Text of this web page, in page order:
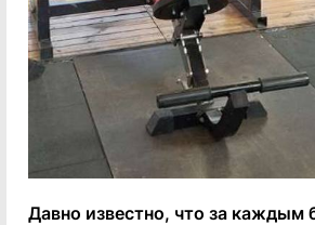
Давно известно, что за